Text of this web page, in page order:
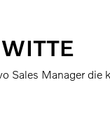
Sales Manager die